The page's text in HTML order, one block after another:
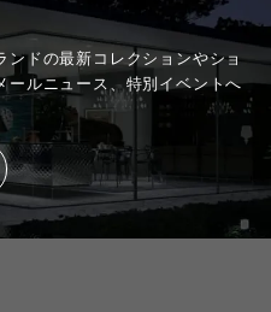
ンドの最新コレクションやショ
ールニュース、特別イベントへ